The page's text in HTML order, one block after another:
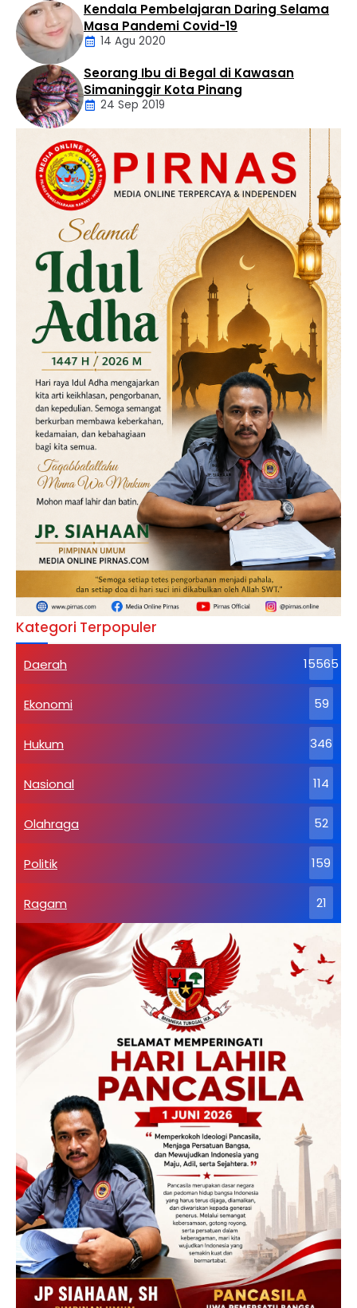
Daerah
Artikel
Kendala Pembelajaran Daring Selama
Masa Pandemi Covid-19
14 Agu 2020
Daerah
Hukum
Kriminal
Labusel
Seorang Ibu di Begal di Kawasan
Simaninggir Kota Pinang
24 Sep 2019
Kategori Terpopuler
Daerah 15565
Ekonomi 59
Hukum 346
Nasional 114
Olahraga 52
Politik 159
Ragam 21